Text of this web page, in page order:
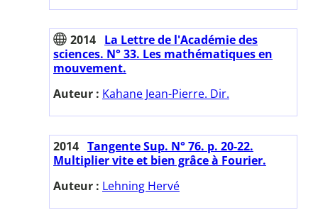
2014 La Lettre de l'Académie des
sciences. N° 33. Les mathématiques en
mouvement.
Auteur : Kahane Jean-Pierre. Dir.
2014 Tangente Sup. N° 76. p. 20-22.
Multiplier vite et bien grâce à Fourier.
Auteur : Lehning Hervé